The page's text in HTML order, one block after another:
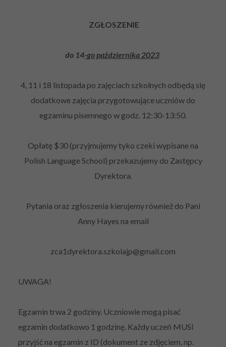
ZGŁOSZENIE
do 14-go października 2023
4, 11 i 18 listopada po zajęciach szkolnych odbędą się
dodatkowe zajęcia przygotowujące uczniów do
egzaminu pisemnego w godz. 12:30-13:50.
Opłatę $30 (przyjmujemy tyko czeki wypisane na
Polish Language School) przekazujemy do Zastępcy
Dyrektora.
Pytania oraz zgłoszenia kierujemy również do Pani
Anny Hayes na email
zca1dyrektora.szkolajp@gmail.com
UWAGA!
Egzamin trwa 2 godziny. Uczniowie mogą pisać
egzamin dodatkowo 1 godzinę. Każdy uczeń MUSI
przyjść na egzamin z ID (dokument ze zdjęciem, np.